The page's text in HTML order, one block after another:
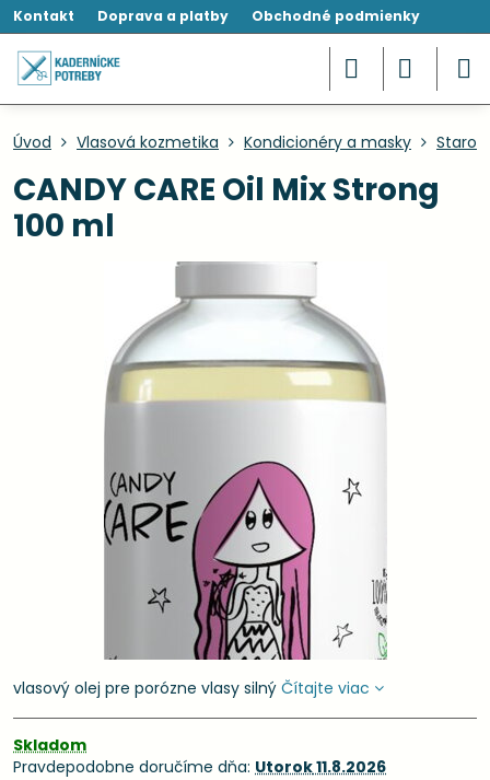
Kontakt Doprava a platby Obchodné podmienky
Úvod Vlasová kozmetika Kondicionéry a masky
CANDY CARE Oil Mix Strong
100 ml
vlasový olej pre porózne vlasy silný Čítajte viac
Skladom
Pravdepodobne doručíme dňa: Utorok11.8.2026